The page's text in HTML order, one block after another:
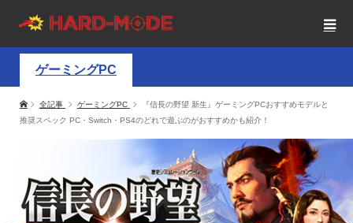
ゲーミングPC
全記事 ゲーミングPC
『信長の野望 新生』ゲーミングPCおすすめモデルと
推奨スペック PC・Switch・PS4のどれで遊ぶのがおすすめかも紹介！